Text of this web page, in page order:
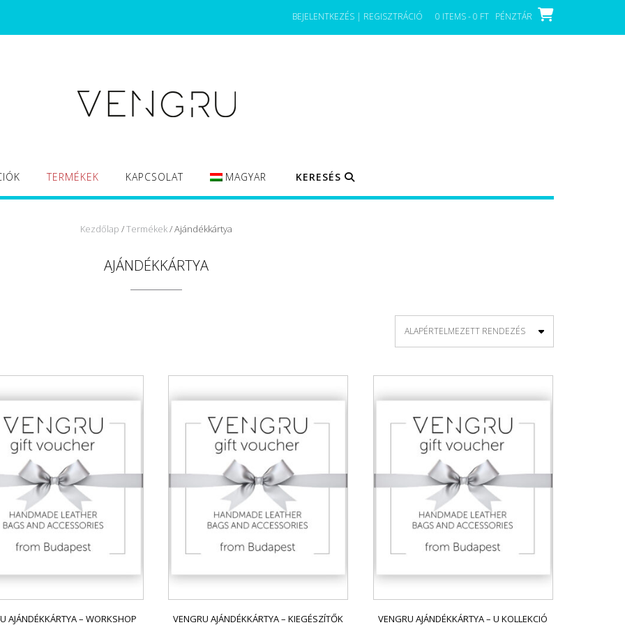
BEJELENTKEZÉS | REGISZTRÁCIÓ 0 ITEMS - 0 FT PÉNZTÁR
TERMÉKEK KAPCSOLAT MAGYAR KERESÉS
Kezdőlap /Termékek/ Ajándékkártya
AJÁNDÉKKÁRTYA
AJÁNDÉKKÁRTYA – WORKSHOP VENGRU AJÁNDÉKKÁRTYA – KIEGÉSZÍTŐK VENGRU AJÁNDÉKKÁRTYA – U KOLLEKCIÓ